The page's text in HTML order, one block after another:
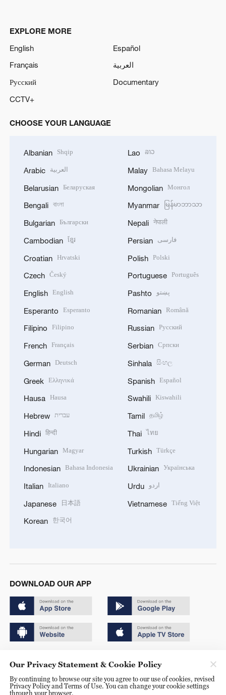
EXPLORE MORE
English
Español
Français
العربية
Русский
Documentary
CCTV+
CHOOSE YOUR LANGUAGE
Albanian Shqip
Arabic العربية
Belarusian Беларуская
Bengali বাংলা
Bulgarian Български
Cambodian ខ្មែរ
Croatian Hrvatski
Czech Český
English English
Esperanto Esperanto
Filipino Filipino
French Français
German Deutsch
Greek Ελληνικά
Hausa Hausa
Hebrew עברית
Hindi हिन्दी
Hungarian Magyar
Indonesian Bahasa Indonesia
Italian Italiano
Japanese 日本語
Korean 한국어
Lao ລາວ
Malay Bahasa Melayu
Mongolian Монгол
Myanmar မြန်မာဘာသာ
Nepali नेपाली
Persian فارسی
Polish Polski
Portuguese Português
Pashto پښتو
Romanian Română
Russian Русский
Serbian Српски
Sinhala සිංහල
Spanish Español
Swahili Kiswahili
Tamil தமிழ்
Thai ไทย
Turkish Türkçe
Ukrainian Українська
Urdu اردو
Vietnamese Tiếng Việt
DOWNLOAD OUR APP
京ICP备20000184号
京公网安备 11010502050052号
Our Privacy Statement & Cookie Policy
By continuing to browse our site you agree to our use of cookies, revised
Privacy Policy and Terms of Use. You can change your cookie settings
through your browser.